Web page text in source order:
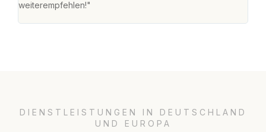
weiterempfehlen!"
DIENSTLEISTUNGEN IN DEUTSCHLAND
UND EUROPA